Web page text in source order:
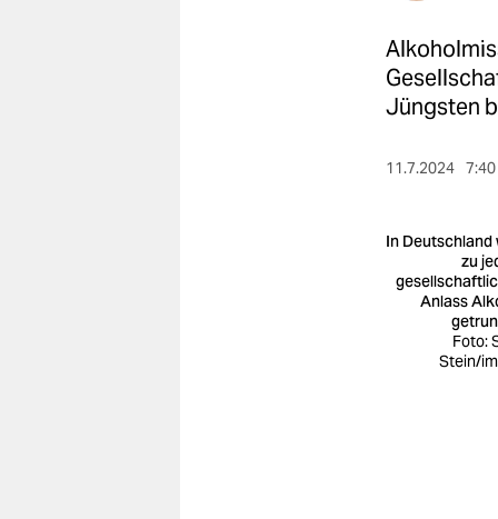
Jüngsten
11.7.2024
In Deutschland
zu
Anlass
Foto:
Stein/